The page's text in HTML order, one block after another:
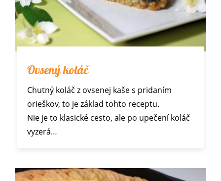
Ovsený koláč
Chutný koláč z ovsenej kaše s pridaním
orieškov, to je základ tohto receptu.
Nie je to klasické cesto, ale po upečení koláč
vyzerá…